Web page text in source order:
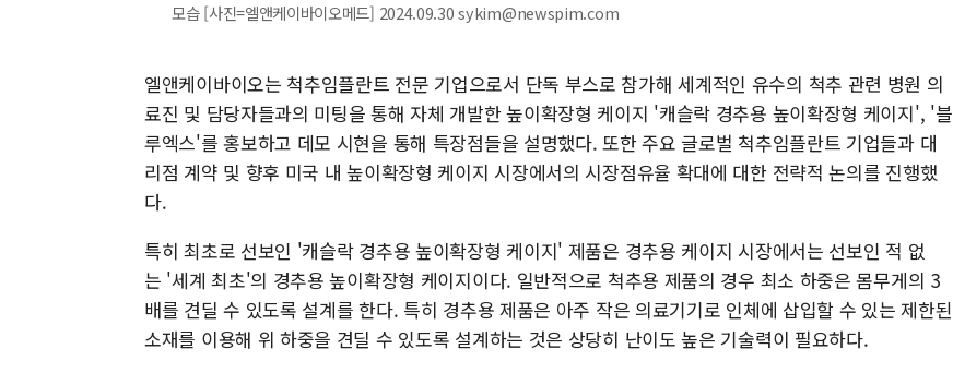
모습 [사진=엘앤케이바이오메드] 2024.09.30 sykim@newspim.com
엘앤케이바이오는 척추임플란트 전문 기업으로서 단독 부스로 참가해 세계적인 유수의 척추 관련 병원 의
료진 및 담당자들과의 미팅을 통해 자체 개발한 높이확장형 케이지 '캐슬락 경추용 높이확장형 케이지', '블
루엑스'를 홍보하고 데모 시현을 통해 특장점들을 설명했다. 또한 주요 글로벌 척추임플란트 기업들과 대
리점 계약 및 향후 미국 내 높이확장형 케이지 시장에서의 시장점유율 확대에 대한 전략적 논의를 진행했
다.
특히 최초로 선보인 '캐슬락 경추용 높이확장형 케이지' 제품은 경추용 케이지 시장에서는 선보인 적 없
는 '세계 최초'의 경추용 높이확장형 케이지이다. 일반적으로 척추용 제품의 경우 최소 하중은 몸무게의 3
배를 견딜 수 있도록 설계를 한다. 특히 경추용 제품은 아주 작은 의료기기로 인체에 삽입할 수 있는 제한된
소재를 이용해 위 하중을 견딜 수 있도록 설계하는 것은 상당히 난이도 높은 기술력이 필요하다.